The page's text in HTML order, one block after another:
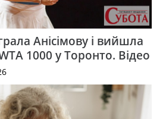
Анісімову і вийшла
1000 у Торонто. Відео